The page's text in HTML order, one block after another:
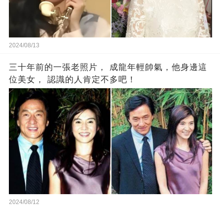
2024/08/13
三十年前的一張老照片， 成龍年輕帥氣，他身邊這
位美女， 認識的人肯定不多吧！
2024/08/12